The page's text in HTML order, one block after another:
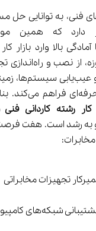
بر مهارت‌های فنی، به
با آمادگی بالا وارد
متنوع در این
کار رشته کاردانی فنی
رو به رشد است. هفت
تجهیزات مخابراتی
شبکه‌های کامپیوتری